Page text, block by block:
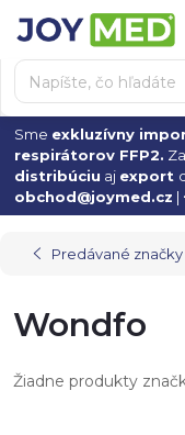
na
obsah
Sme exkluzívny
respirátorov FFP2.
distribúciu aj export
obchod@joymed.cz |
Predávané značky
Wondfo
Žiadne produkty